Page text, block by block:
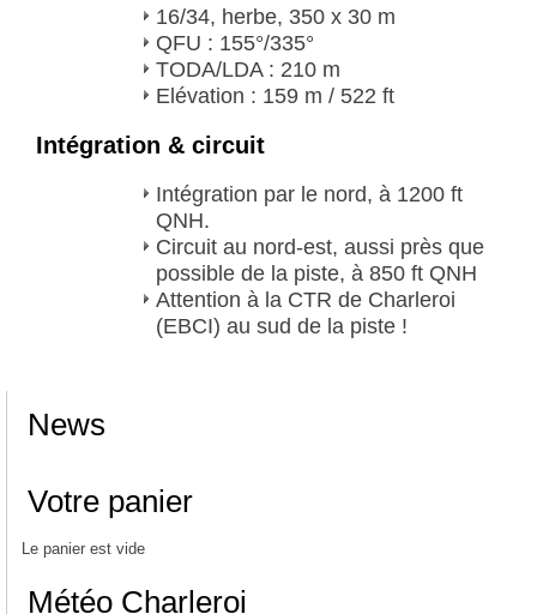
16/34, herbe, 350 x 30 m
QFU : 155°/335°
TODA/LDA : 210 m
Elévation : 159 m / 522 ft
Intégration & circuit
Intégration par le nord, à 1200 ft
QNH.
Circuit au nord-est, aussi près que
possible de la piste, à 850 ft QNH
Attention à la CTR de Charleroi
(EBCI) au sud de la piste !
News
Votre panier
Le panier est vide
Météo Charleroi